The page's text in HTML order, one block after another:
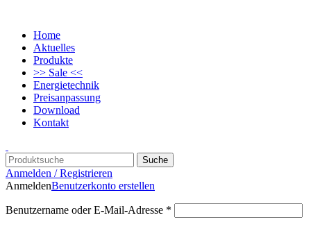
Home
Aktuelles
Produkte
>> Sale <<
Energietechnik
Preisanpassung
Download
Kontakt
Suche
Anmelden / Registrieren
AnmeldenBenutzerkonto erstellen
Benutzername oder E-Mail-Adresse *